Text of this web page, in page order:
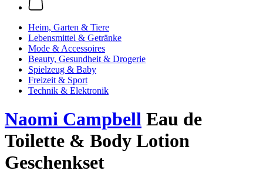
Heim, Garten & Tiere
Lebensmittel & Getränke
Mode & Accessoires
Beauty, Gesundheit & Drogerie
Spielzeug & Baby
Freizeit & Sport
Technik & Elektronik
Naomi Campbell Eau de
Toilette & Body Lotion
Geschenkset